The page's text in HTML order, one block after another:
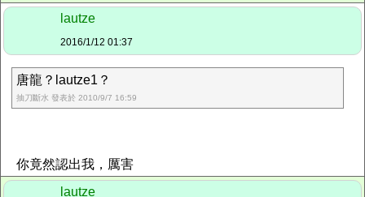
lautze
2016/1/12 01:37
唐龍？lautze1？
抽刀斷水 發表於 2010/9/7 16:59
你竟然認出我，厲害
lautze